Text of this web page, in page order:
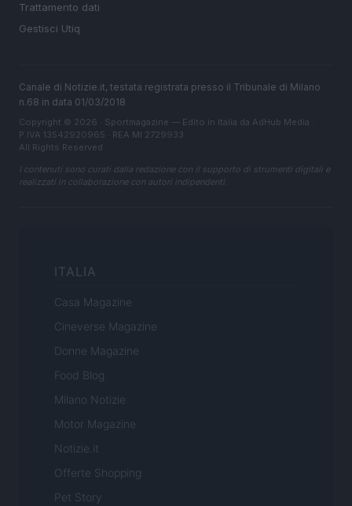
Trattamento dati
Gestisci Utiq
Canale di Notizie.it, testata registrata presso il Tribunale di Milano
n.68 in data 01/03/2018
Copyright © 2026 · Sportmagazine — Edito in Italia da AdHub Media
P.IVA 13542920965 · REA MI 2729933
All Rights Reserved
I contenuti sono curati dalla redazione con il supporto di strumenti digitali e
realizzati in collaborazione con autori indipendenti.
ITALIA
Casa Magazine
Cineverse Magazine
Donne Magazine
Food Blog
Milano Notizie
Motor Magazine
Notizie.it
Offerte Shopping
Pet Story